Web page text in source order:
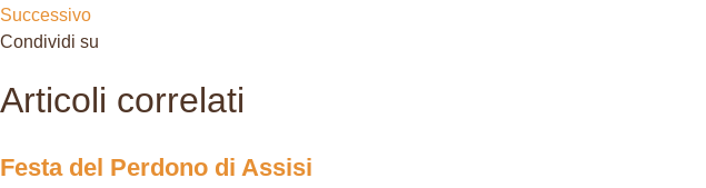
Successivo
Condividi su
Articoli correlati
Festa del Perdono di Assisi